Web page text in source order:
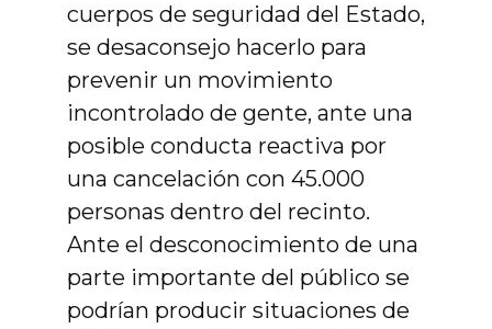
cuerpos de seguridad del Estado,
se desaconsejo hacerlo para
prevenir un movimiento
incontrolado de gente, ante una
posible conducta reactiva por
una cancelación con 45.000
personas dentro del recinto.
Ante el desconocimiento de una
parte importante del público se
podrían producir situaciones de